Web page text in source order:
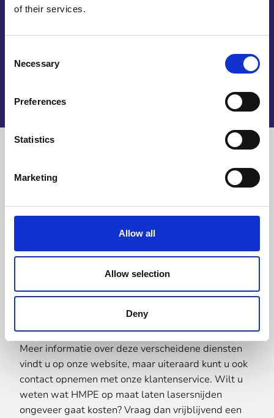
of their services.
Selection
Necessary
Preferences
Statistics
Marketing
Allow all
Allow selection
Deny
vindt u referenties van bedrijven waar wij voor
krijgen in onze werkzaamheden. Ook vindt u daar
HMPE op maat
laten lasersnijden
Naast HMPE op maat laten lasersnijden kunt u bij
ons natuurlijk ook terecht voor veel andere
hadden gemeld. Misschien wilt u bijvoorbeeld iets
digitaal printen, frezen, laseren of wat anders.
Meer informatie over deze verscheidene diensten
vindt u op onze website, maar uiteraard kunt u ook
contact opnemen met onze klantenservice. Wilt u
weten wat HMPE op maat laten lasersnijden
ongeveer gaat kosten? Vraag dan vrijblijvend een